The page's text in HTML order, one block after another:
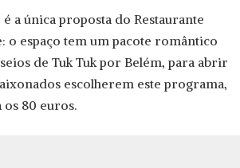
a única proposta do Restaurante
o espaço tem um pacote romântico
de Tuk Tuk por Belém, para abrir
escolherem este programa,
os 80 euros.